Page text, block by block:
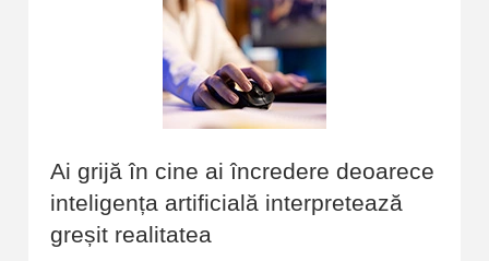
Ai grijă în cine ai încredere deoarece
inteligența artificială interpretează
greșit realitatea